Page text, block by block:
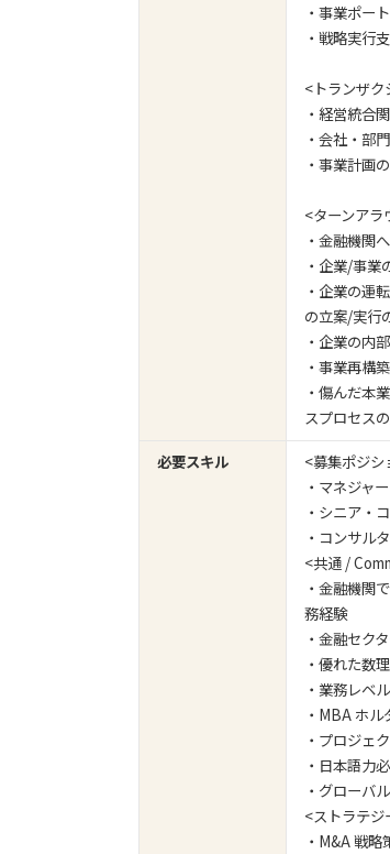
・事業ポー
・戦略実行
<トランザク
・経営統合
・会社・部
・事業計画
<ターンアラ
・金融機関
・企業/事
・企業の運
の立案/実行
・企業の内
・事業再構
・傷んだ本
スプロセス
必要スキル
<募集ポジ
・マネジャ
・シニア・
・コンサル
<共通 /
・金融機関
務経験
・金融セク
・優れた数
・業務レベ
・MBA ホル
・プロジェ
・日本語力
・グローバ
<ストラテ
・M&A 戦